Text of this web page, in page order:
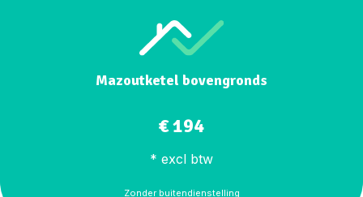
Mazoutketel bovengronds
€ 194
* excl btw
Zonder buitendienstelling